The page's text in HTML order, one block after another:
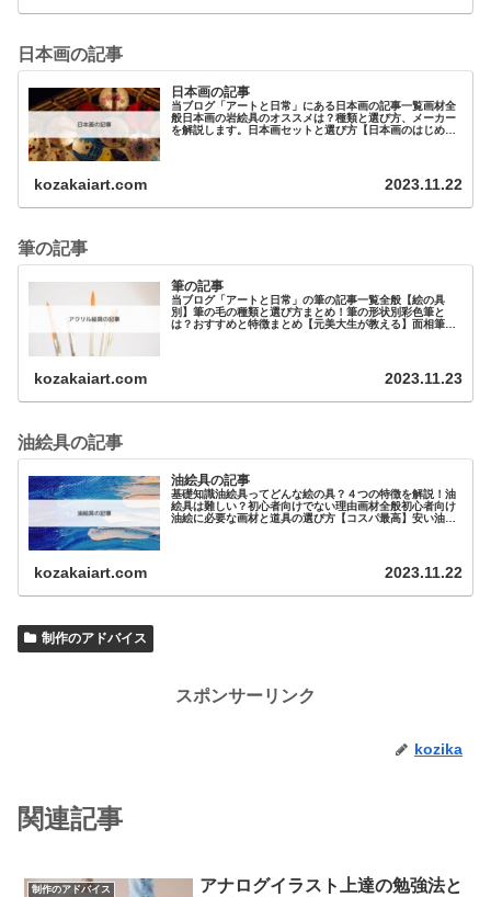
日本画の記事
日本画の記事
当ブログ「アートと日常」にある日本画の記事一覧画材全
般日本画の岩絵具のオススメは？種類と選び方、メーカー
を解説します。日本画セットと選び方【日本画のはじめ
kozakaiart.com 2023.11.22
筆の記事
筆の記事
当ブログ「アートと日常」の筆の記事一覧全般【絵の具
別】筆の毛の種類と選び方まとめ！筆の形状別彩色筆と
は？おすすめと特徴まとめ【元美大生が教える】面相筆と
kozakaiart.com 2023.11.23
油絵具の記事
油絵具の記事
基礎知識油絵具ってどんな絵の具？４つの特徴を解説！油
絵具は難しい？初心者向けでない理由画材全般初心者向け
油絵に必要な画材と道具の選び方【コスパ最高】安い油絵
kozakaiart.com 2023.11.22
制作のアドバイス
スポンサーリンク
kozika
関連記事
制作のアドバイス
アナログイラスト上達の勉強法と